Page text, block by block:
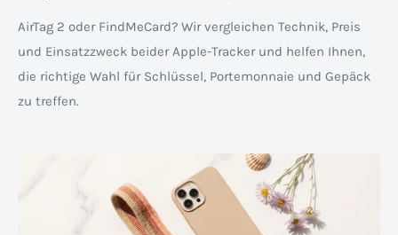
AirTag 2 oder FindMeCard? Wir vergleichen Technik, Preis
und Einsatzzweck beider Apple-Tracker und helfen Ihnen,
die richtige Wahl für Schlüssel, Portemonnaie und Gepäck
zu treffen.